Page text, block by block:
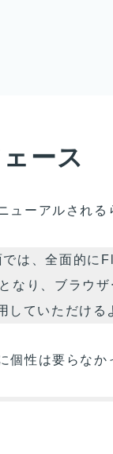
ース
ューアルされる
は、全面的に
なり、ブラウ
ていただける
個性は要らなか